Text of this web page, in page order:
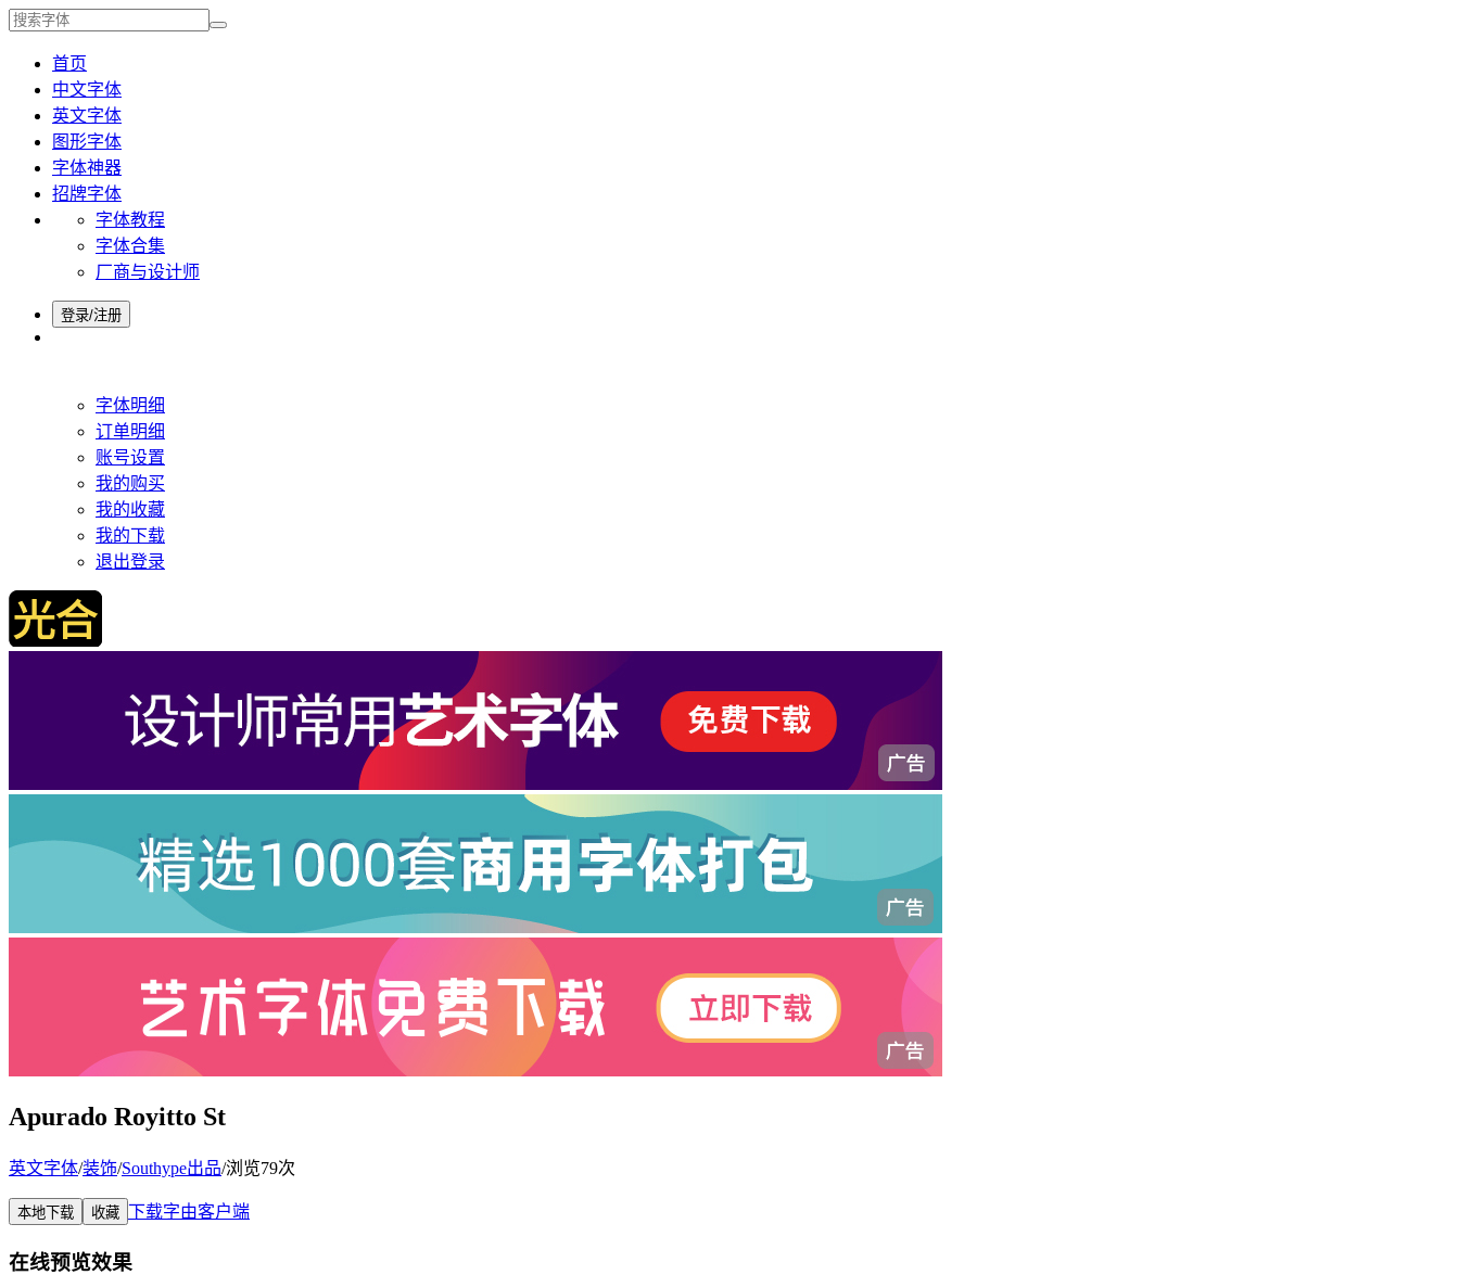
首页
中文字体
英文字体
图形字体
字体神器
招牌字体
字体教程
字体合集
厂商与设计师
登录/注册
字体明细
订单明细
账号设置
我的购买
我的收藏
我的下载
退出登录
Apurado Royitto St
英文字体/装饰/Southype出品/浏览79次
本地下载 收藏 下载字由客户端
在线预览效果